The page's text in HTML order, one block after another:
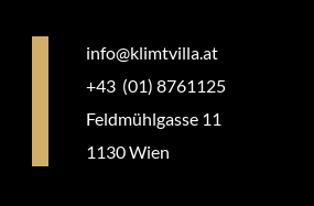
info@klimtvilla.at
+43 (01) 8761125
Feldmühlgasse 11
1130 Wien